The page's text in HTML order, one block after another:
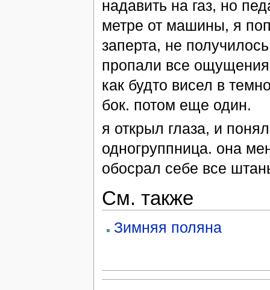
надавить на газ, но
метре от машины, я
заперта, не
пропали все
как будто висел в
бок. потом еще один.
я открыл глаза, и
одногруппница. она
обосрал себе все
См. также
Зимняя поляна